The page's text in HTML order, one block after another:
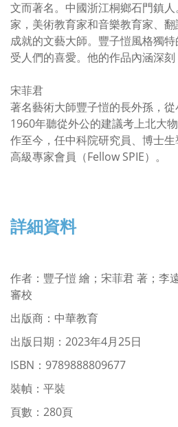
文而著名。中國浙江桐鄉石門鎮
家，美術教育家和音樂教育家、
成就的文藝大師。豐子愷風格獨
受人們的喜愛。他的作品內涵深刻
宋菲君
著名藝術大師豐子愷的長外孫，從
1960年聽從外公的建議考上北大
作至今，任中科院研究員、博士
高級專家會員（Fellow SPIE）。
詳細資料
作者 ： 豐子愷 繪；宋菲君 著；李
審校
出版商：中華教育
出版日期：2023年4月25日
ISBN ：9789888809677
裝幀：平裝
頁數：280頁